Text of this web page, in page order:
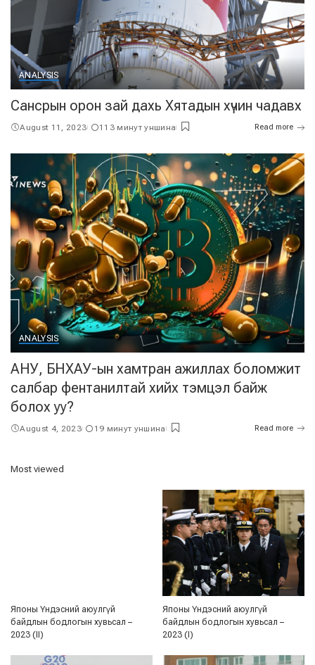
ANALYSIS
Сансрын орон зай дахь Хятадын хүчин чадавх
August 11, 2023 113 минут уншина Read more
ANALYSIS
АНУ, БНХАУ-ын хамтран ажиллах боломжит
салбар фентанилтай хийх тэмцэл байж
болох уу?
August 4, 2023 19 минут уншина Read more
Most viewed
Японы Үндэсний аюулгүй
байдлын бодлогын хувьсал –
2023 (II)
Японы Үндэсний аюулгүй
байдлын бодлогын хувьсал –
2023 (I)